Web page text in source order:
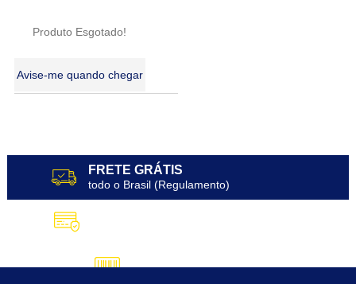
Produto Esgotado!
Avise-me quando chegar
FRETE GRÁTIS
todo o Brasil (Regulamento)
5% DESCONTO no Pix